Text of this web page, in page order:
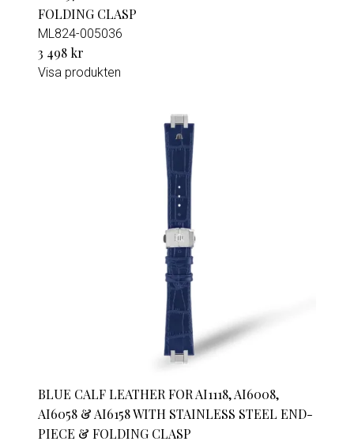
FOLDING CLASP
ML824-005036
3 498 kr
Visa produkten
BLUE CALF LEATHER FOR AI1118, AI6008,
AI6058 & AI6158 WITH STAINLESS STEEL END-
PIECE & FOLDING CLASP